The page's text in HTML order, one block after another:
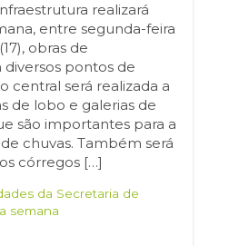
realizará
entre segunda-feira
obras de
pontos de
central será realizada a
de lobo e galerias de
são importantes para a
chuvas. Também será
córregos […]
da Secretaria de
semana